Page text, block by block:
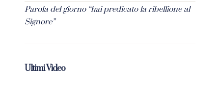
Parola del giorno “hai predicato la ribellione al
Signore”
Ultimi Video